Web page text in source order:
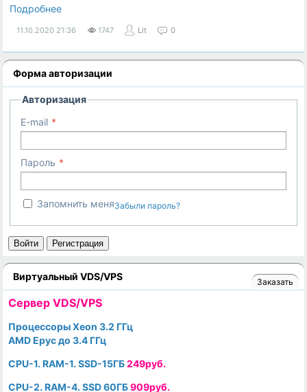
Подробнее
11.10.2020 21:36 1747 Lit 0
Форма авторизации
Авторизация
E-mail
Пароль
Запомнить меняЗабыли пароль?
Войти Регистрация
Виртуальный VDS/VPS Заказать
Cервер VDS/VPS
Процессоры Xeon 3.2 ГГц
AMD Epyc до 3.4 ГГц
CPU-1. RAM-1. SSD-15ГБ249руб.
CPU-2. RAM-4. SSD 60ГБ909руб.